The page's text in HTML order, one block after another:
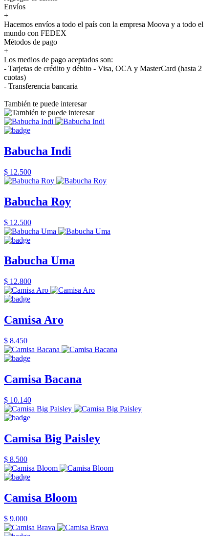
Envíos
+
Hacemos envíos a todo el país con la empresa Moova y a todo el
mundo con FEDEX
Métodos de pago
+
Los medios de pago aceptados son:
- Tarjetas de crédito y débito - Visa, OCA y MasterCard (hasta 2
cuotas)
- Transferencia bancaria
También te puede interesar
Babucha Indi
$ 12.500
Babucha Roy
$ 12.500
Babucha Uma
$ 12.800
Camisa Aro
$ 8.450
Camisa Bacana
$ 10.140
Camisa Big Paisley
$ 8.500
Camisa Bloom
$ 9.000